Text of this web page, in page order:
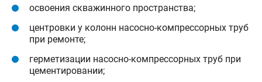
освоения скважинного пространства;
центровки у колонн насосно-компрессорных труб
при ремонте;
герметизации насосно-компрессорных труб при
цементировании;